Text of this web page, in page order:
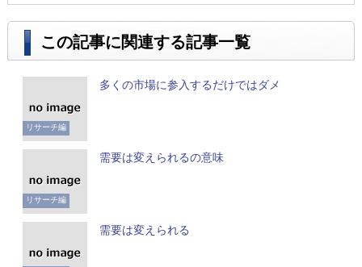
この記事に関連する記事一覧
リサーチ編
多くの市場に参入するだけではダメ
リサーチ編
需要は変えられるの意味
需要は変えられる